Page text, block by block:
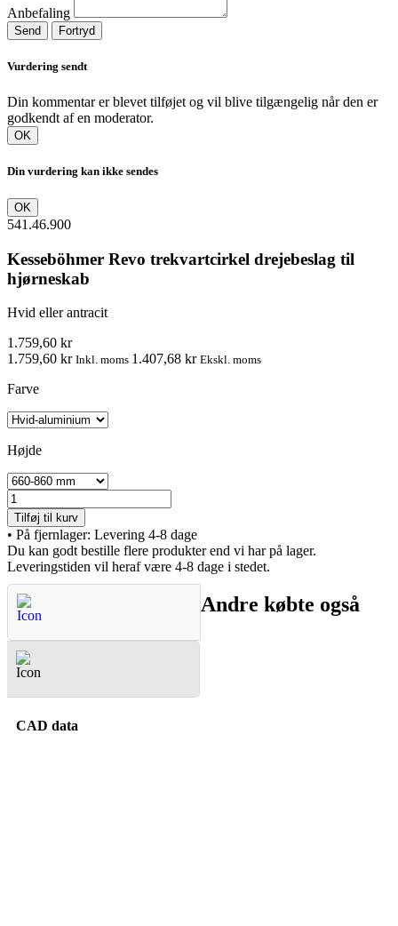
Anbefaling
Send Fortryd
Vurdering sendt
Din kommentar er blevet tilføjet og vil blive tilgængelig når den er
godkendt af en moderator.
OK
Din vurdering kan ikke sendes
OK
541.46.900
Kesseböhmer Revo trekvartcirkel drejebeslag til
hjørneskab
Hvid eller antracit
1.759,60 kr
1.759,60 kr Inkl. moms 1.407,68 kr Ekskl. moms
Farve
Højde
Tilføj til kurv
• På fjernlager: Levering 4-8 dage
Du kan godt bestille flere produkter end vi har på lager.
Leveringstiden vil heraf være 4-8 dage i stedet.
Spørgsmål & Svar
CAD data
Andre købte også